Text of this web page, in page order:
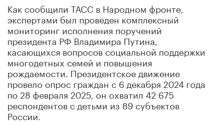
Как сообщили ТАСС в Народном фронте,
экспертами был проведен комплексный
мониторинг исполнения поручений
президента РФ Владимира Путина,
касающихся вопросов социальной поддержки
многодетных семей и повышения
рождаемости. Президентское движение
провело опрос граждан с 6 декабря 2024 года
по 28 февраля 2025, он охватил 42 675
респондентов с детьми из 89 субъектов
России.